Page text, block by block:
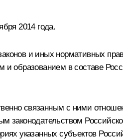
2014 года.
и иных нормативных
образованием в составе
связанным с ними
законодательством
указанных субъектов